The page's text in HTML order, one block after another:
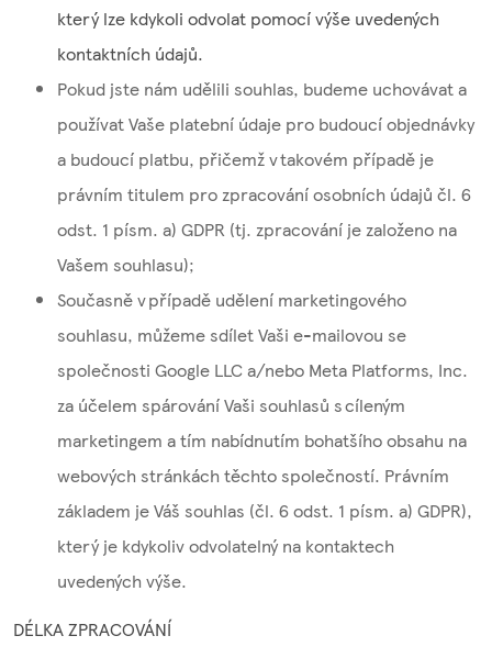
který lze kdykoli odvolat pomocí výše uvedených
kontaktních údajů.
Pokud jste nám udělili souhlas, budeme uchovávat a
používat Vaše platební údaje pro budoucí objednávky
a budoucí platbu, přičemž v takovém případě je
právním titulem pro zpracování osobních údajů čl. 6
odst. 1 písm. a) GDPR (tj. zpracování je založeno na
Vašem souhlasu);
Současně v případě udělení marketingového
souhlasu, můžeme sdílet Vaši e-mailovou se
společnosti Google LLC a/nebo Meta Platforms, Inc.
za účelem spárování Vaši souhlasů s cíleným
marketingem a tím nabídnutím bohatšího obsahu na
webových stránkách těchto společností. Právním
základem je Váš souhlas (čl. 6 odst. 1 písm. a) GDPR),
který je kdykoliv odvolatelný na kontaktech
uvedených výše.
DÉLKA ZPRACOVÁNÍ